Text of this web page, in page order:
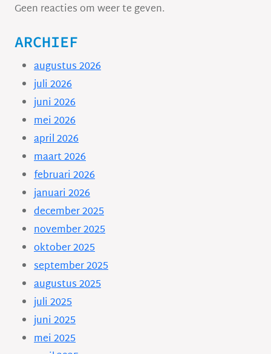
Geen reacties om weer te geven.
ARCHIEF
augustus 2026
juli 2026
juni 2026
mei 2026
april 2026
maart 2026
februari 2026
januari 2026
december 2025
november 2025
oktober 2025
september 2025
augustus 2025
juli 2025
juni 2025
mei 2025